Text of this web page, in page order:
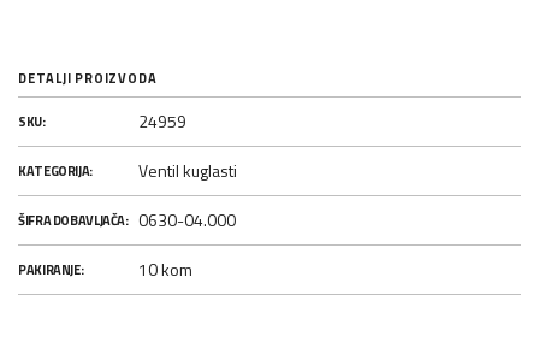
DETALJI PROIZVODA
SKU: 24959
KATEGORIJA: Ventil kuglasti
ŠIFRA DOBAVLJAČA: 0630-04.000
PAKIRANJE: 10 kom